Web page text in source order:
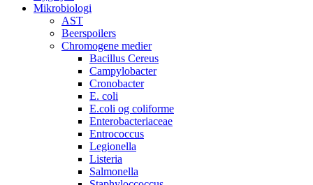
Mikrobiologi
AST
Beerspoilers
Chromogene medier
Bacillus Cereus
Campylobacter
Cronobacter
E. coli
E.coli og coliforme
Enterobacteriaceae
Entrococcus
Legionella
Listeria
Salmonella